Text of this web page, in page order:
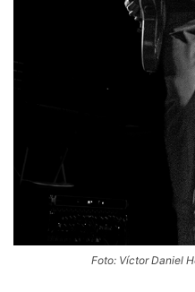
Foto: Víctor Daniel